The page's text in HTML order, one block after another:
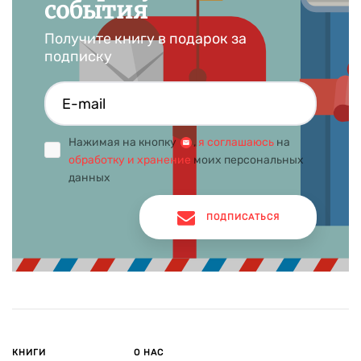
события
Получите книгу в подарок за
подписку
Нажимая на кнопку , я соглашаюсь на
обработку и хранение моих персональных
данных
ПОДПИСАТЬСЯ
КНИГИ О НАС